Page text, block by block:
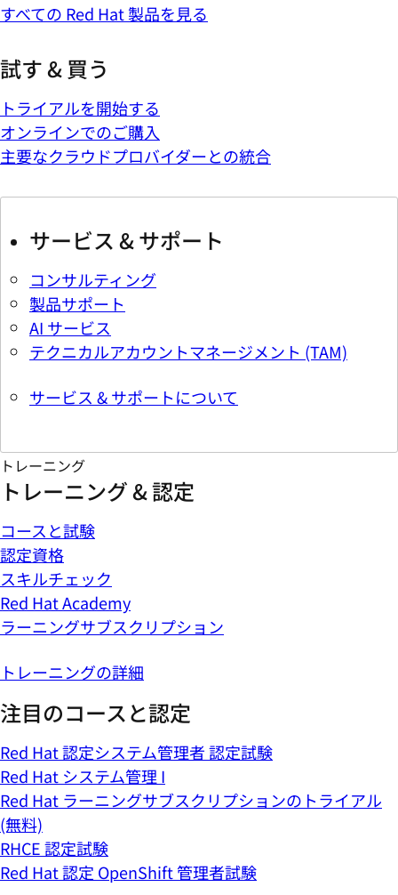
すべての Red Hat 製品を見る
試す & 買う
トライアルを開始する
オンラインでのご購入
主要なクラウドプロバイダーとの統合
サービス & サポート
コンサルティング
製品サポート
AI サービス
テクニカルアカウントマネージメント (TAM)
サービス & サポートについて
トレーニング
トレーニング & 認定
コースと試験
認定資格
スキルチェック
Red Hat Academy
ラーニングサブスクリプション
トレーニングの詳細
注目のコースと認定
Red Hat 認定システム管理者 認定試験
Red Hat システム管理 I
Red Hat ラーニングサブスクリプションのトライアル
(無料)
RHCE 認定試験
Red Hat 認定 OpenShift 管理者試験